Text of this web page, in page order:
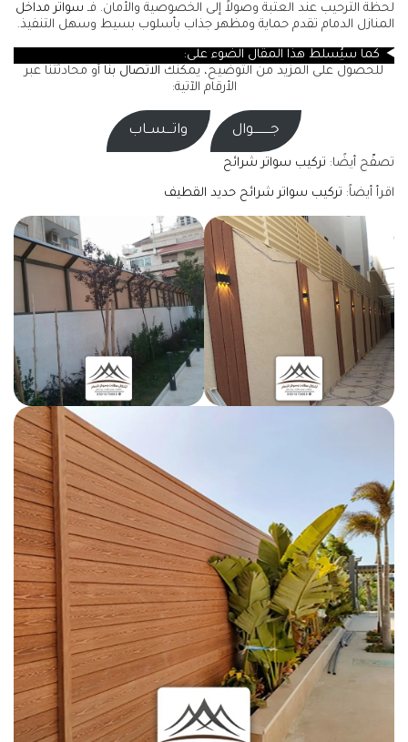
لحظة الترحيب عند العتبة وصولاً إلى الخصوصية والأمان. فـ سواتر مداخل
المنازل الدمام تقدم حماية ومظهر جذاب بأسلوب بسيط وسهل التنفيذ.
كما سيُسلّط هذا المقال الضوء على:
للحصول على المزيد من التوضيح، يمكنك الاتصال بنا أو محادثتنا عبر
الأرقام الآتية:
جـــــــــوال واتـــســاب
تصفّح أيضًا: تركيب سواتر شرائح
اقرأ أيضاً: تركيب سواتر شرائح حديد القطيف